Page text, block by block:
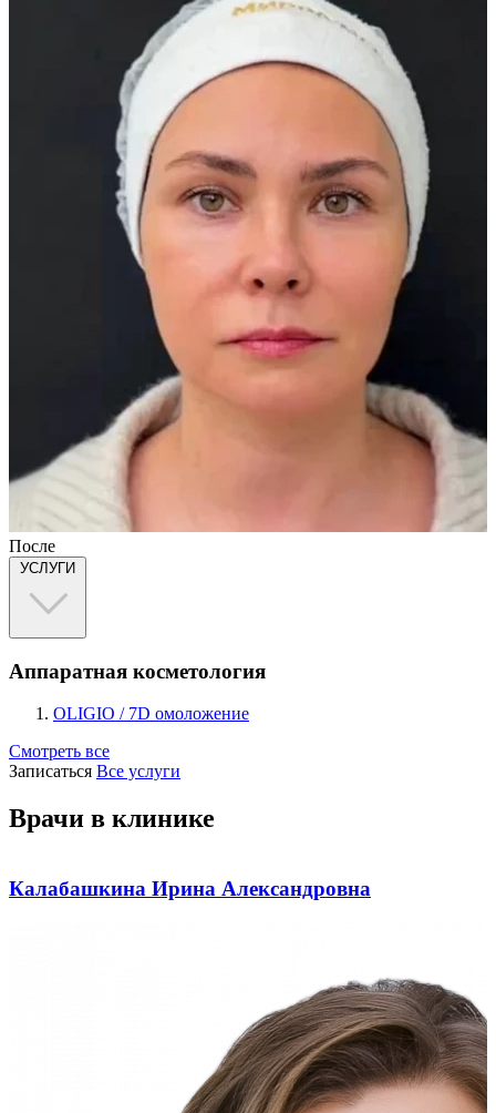
После
УСЛУГИ
Аппаратная косметология
OLIGIO / 7D омоложение
Смотреть все
Записаться Все услуги
Врачи в клинике
Калабашкина Ирина Александровна